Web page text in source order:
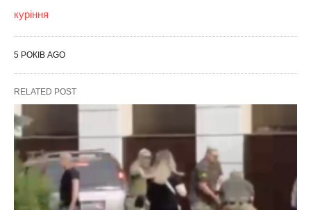
куріння
5 РОКІВ AGO
RELATED POST